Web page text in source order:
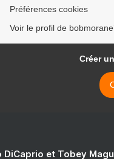
Préférences cookies
Voir le profil de
Créer
DiCaprio et Tobey